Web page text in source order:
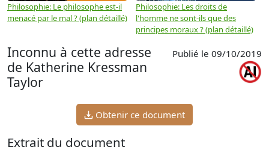
Philosophie: Le philosophe est-il
menacé par le mal ? (plan détaillé)
Philosophie: Les droits de
l'homme ne sont-ils que des
principes moraux ? (plan détaillé)
Inconnu à cette adresse
de Katherine Kressman
Taylor
Publié le 09/10/2019
Obtenir ce document
Extrait du document